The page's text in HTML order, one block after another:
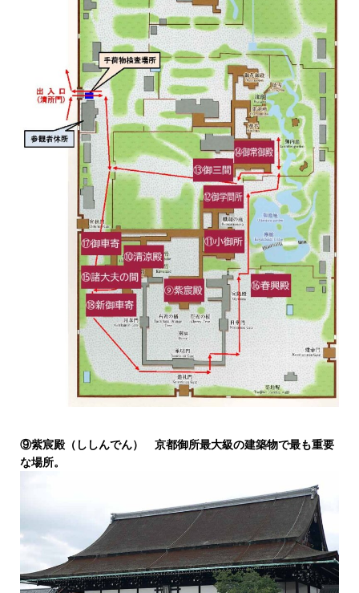
⑨紫宸殿（ししんでん） 京都御所最大級の建築物で最も重要
な場所。